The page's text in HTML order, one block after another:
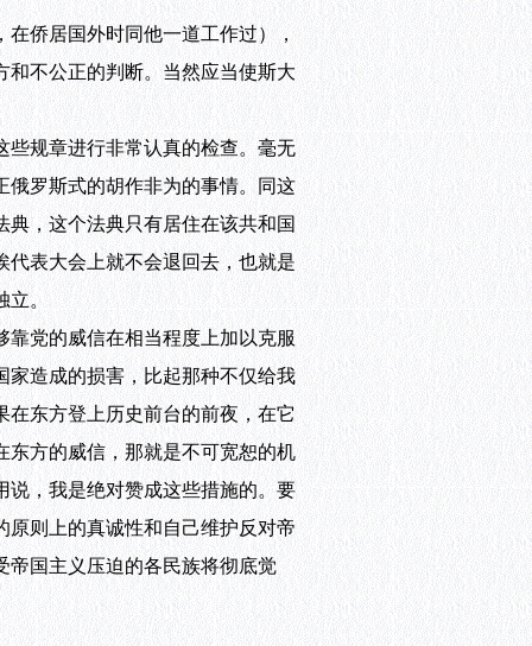
侨居国外时同他一道工作过），
不公正的判断。当然应当使斯大
些规章进行非常认真的检查。毫无
俄罗斯式的胡作非为的事情。同这
，这个法典只有居住在该共和国
表大会上就不会退回去，也就是
。
党的威信在相当程度上加以克服
家造成的损害，比起那种不仅给我
东方登上历史前台的前夜，在它
东方的威信，那就是不可宽恕的机
说，我是绝对赞成这些措施的。要
则上的真诚性和自己维护反对帝
帝国主义压迫的各民族将彻底觉